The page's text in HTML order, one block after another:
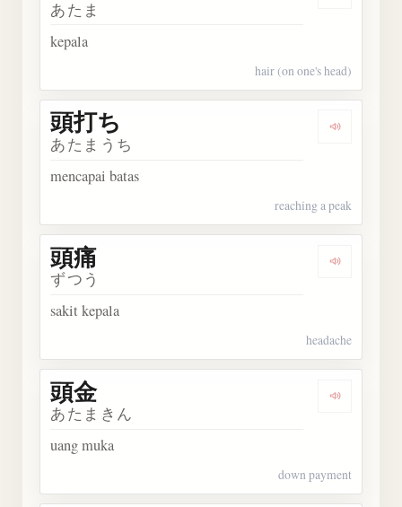
あたま
kepala
hair (on one's head)
頭打ち
あたまうち
mencapai batas
reaching a peak
Dengarkan
頭痛
ずつう
sakit kepala
headache
頭金
あたまきん
uang muka
down payment